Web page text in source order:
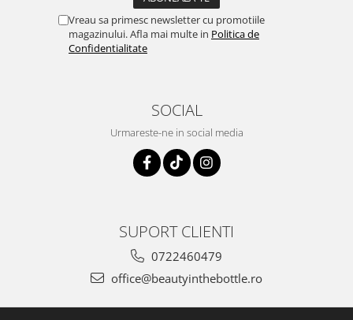
Vreau sa primesc newsletter cu promotiile
magazinului. Afla mai multe in Politica de
Confidentialitate
SOCIAL
Urmareste-ne in social media
SUPORT CLIENTI
0722460479
office@beautyinthebottle.ro